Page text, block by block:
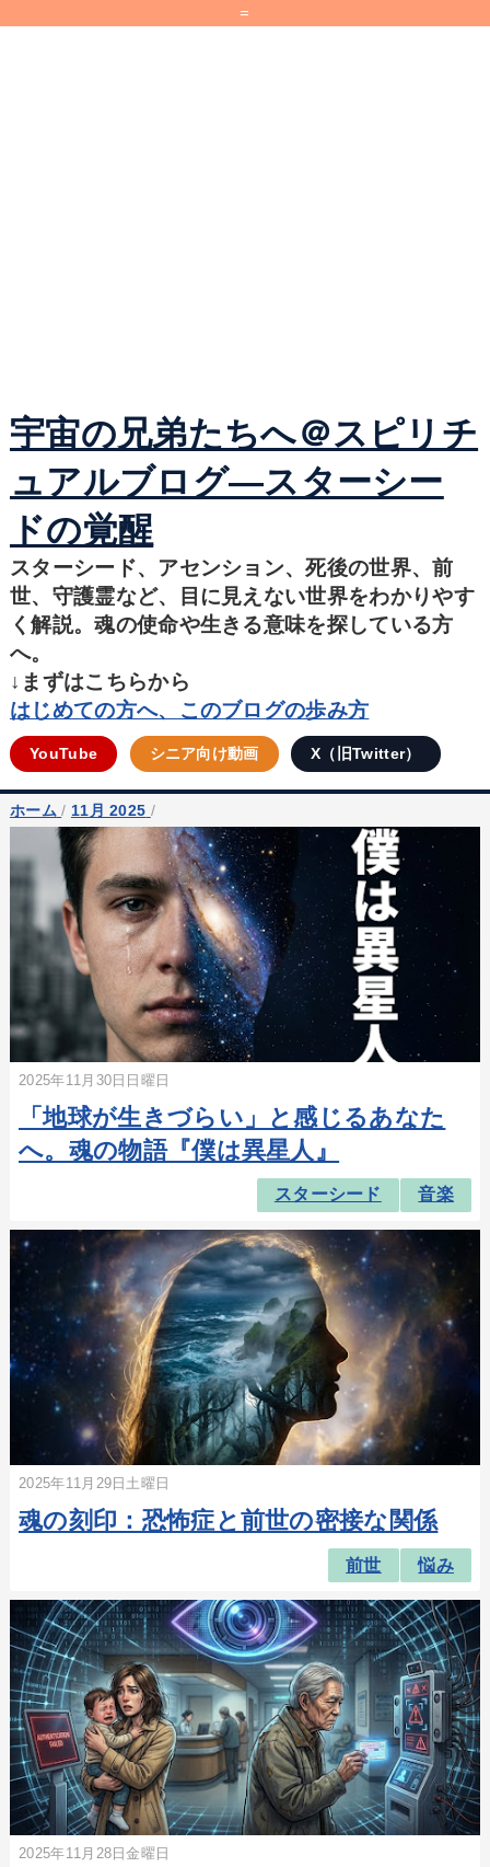
=
宇宙の兄弟たちへ＠スピリチ
ュアルブログ―スターシー
ドの覚醒
スターシード、アセンション、死後の世界、前
世、守護霊など、目に見えない世界をわかりやす
く解説。魂の使命や生きる意味を探している方
へ。
↓まずはこちらから
はじめての方へ、このブログの歩み方
YouTube シニア向け動画 X（旧Twitter）
ホーム / 11月 2025 /
2025年11月30日日曜日
「地球が生きづらい」と感じるあなた
へ。魂の物語『僕は異星人』
スターシード 音楽
2025年11月29日土曜日
魂の刻印：恐怖症と前世の密接な関係
前世 悩み
2025年11月28日金曜日